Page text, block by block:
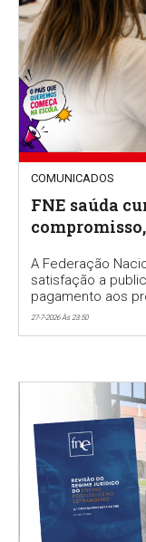
COMUNICADOS
FNE saúda
professor
A Federação
satisfação a
pagamento aos
27-7-2026 Às 23:50